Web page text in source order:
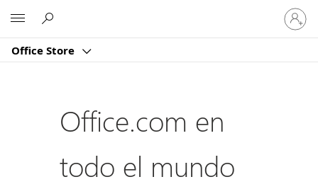
Office Store
Iniciar
sesión
en
cuenta
Office.com en
todo el mundo